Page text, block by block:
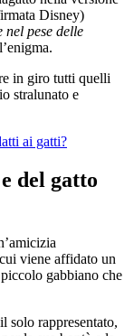
Disney)
nel pese delle
in giro tutti quelli
stralunato e
ai gatti?
del gatto
viene affidato un
gabbiano che
solo rappresentato,